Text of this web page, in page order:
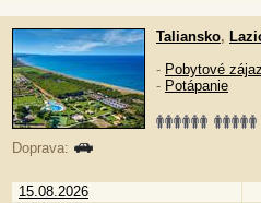
Taliansko,
- Pobytové
- Potápanie
Doprava:
15.08.2026